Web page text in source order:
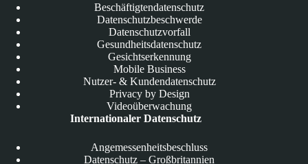
Beschäftigtendatenschutz
Datenschutzbeschwerde
Datenschutzvorfall
Gesundheitsdatenschutz
Gesichtserkennung
Mobile Business
Nutzer- & Kundendatenschutz
Privacy by Design
Videoüberwachung
Internationaler Datenschutz
Angemessenheitsbeschluss
Datenschutz – Großbritannien